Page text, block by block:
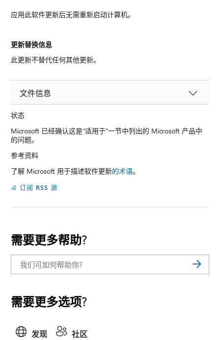
应用此软件更新后无需重新启动计算机。
更新替换信息
此更新不替代任何其他更新。
文件信息
状态
Microsoft 已经确认这是“适用于”一节中列出的 Microsoft 产品中
的问题。
参考资料
了解 Microsoft 用于描述软件更新的术语。
订阅 RSS 源
需要更多帮助?
需要更多选项?
发现 社区